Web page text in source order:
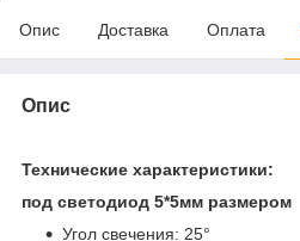
Опис Доставка Оплата
Опис
Технические характеристики:
под светодиод 5*5мм размером
Угол свечения: 25°